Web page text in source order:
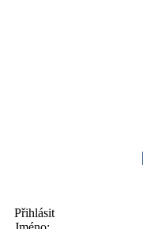
Přihlásit